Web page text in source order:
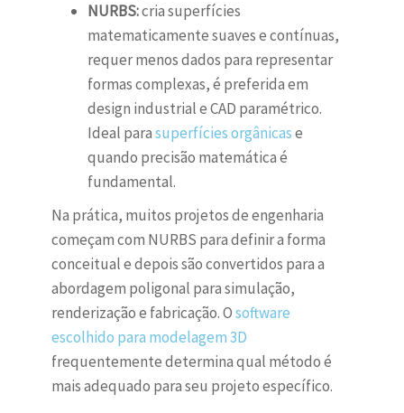
NURBS:cria superfícies
matematicamente suaves e contínuas,
requer menos dados para representar
formas complexas, é preferida em
design industrial e CAD paramétrico.
Ideal parasuperfícies orgânicase
quando precisão matemática é
fundamental.
Na prática, muitos projetos de engenharia
começam com NURBS para definir a forma
conceitual e depois são convertidos para a
abordagem poligonal para simulação,
renderização e fabricação. Osoftware
escolhido para modelagem 3D
frequentemente determina qual método é
mais adequado para seu projeto específico.